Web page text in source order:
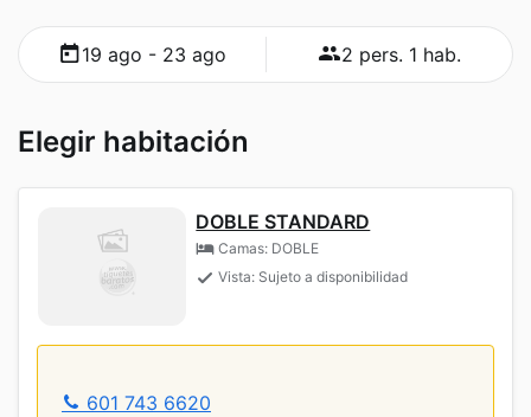
19 ago - 23 ago 2 pers. 1 hab.
Elegir habitación
DOBLE STANDARD
Camas: DOBLE
Vista: Sujeto a disponibilidad
601 743 6620